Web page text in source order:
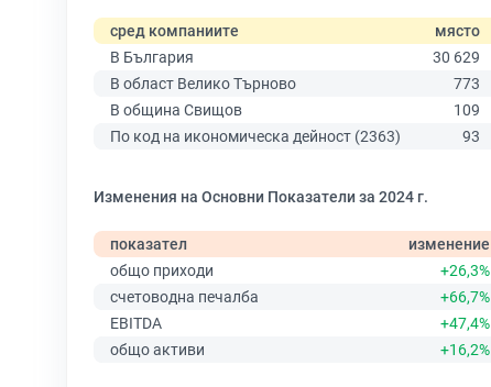
сред компаниите място
В България
30 629
В област Велико Търново
773
В община Свищов
109
По код на икономическа дейност (2363)
93
Изменения на Основни Показатели за 2024 г.
показател
изменение
общо приходи
+26,3%
счетоводна печалба
+66,7%
EBITDA
+47,4%
общо активи
+16,2%